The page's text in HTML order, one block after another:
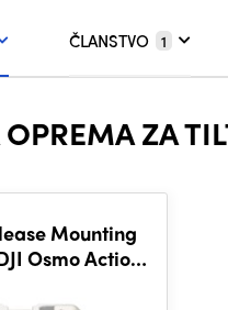
ČLANSTVO 1
ZA
Mounting
Osmo Action